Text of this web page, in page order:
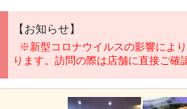
【お知らせ】
※新型コロナウイルスの影響によ
ります。訪問の際は店舗に直接ご確